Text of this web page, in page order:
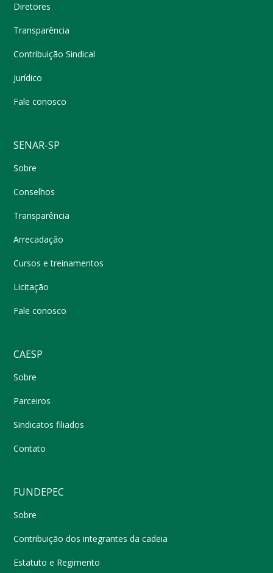
Diretores
Transparência
Contribuição Sindical
Jurídico
Fale conosco
SENAR-SP
Sobre
Conselhos
Transparência
Arrecadação
Cursos e treinamentos
Licitação
Fale conosco
CAESP
Sobre
Parceiros
Sindicatos filiados
Contato
FUNDEPEC
Sobre
Contribuição dos integrantes da cadeia
Estatuto e Regimento